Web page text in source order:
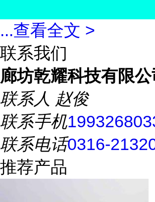
...查看全文 >
联系我们
廊坊乾耀科技有限公
联系人 赵俊
联系手机
联系电话0316-
推荐产品